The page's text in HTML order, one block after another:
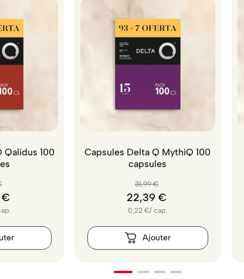
Qalidus 100
€
Capsules Delta Q MythiQ 100
capsules
31,99 €
22,39 €
0,22 €/cap.